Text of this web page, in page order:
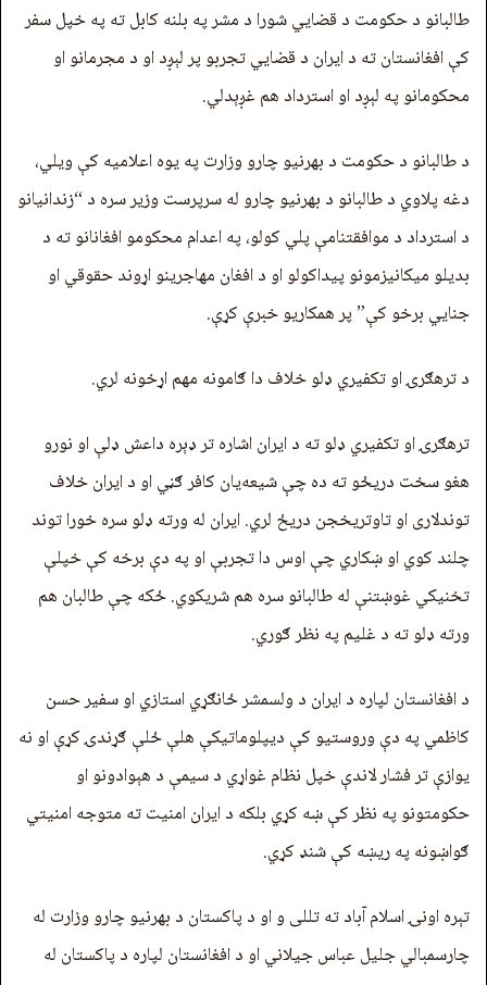
طالبانو د حکومت د قضايي شورا د مشر په بلنه کابل ته په خپل سفر
کې افغانستان ته د ایران د قضايي تجربو پر لېږد او د مجرمانو او
محکومانو په لېږد او استرداد هم غږېدلي.
د طالبانو د حکومت د بهرنیو چارو وزارت په یوه اعلامیه کې ویلي،
دغه پلاوي د طالبانو د بهرنیو چارو له سرپرست وزیر سره د “زندانیانو
د استرداد د موافقتنامې پلي کولو، په اعدام محکومو افغانانو ته د
بدیلو میکانیزمونو پیداکولو او د افغان مهاجرینو اړوند حقوقي او
جنایي برخو کې” پر همکاریو خبرې کړې.
د ترهګرۍ او تکفیري ډلو خلاف دا ګامونه مهم اړخونه لري.
ترهګرۍ او تکفیري ډلو ته د ایران اشاره تر ډېره داعش ډلې او نورو
هغو سخت دریځو ته ده چې شیعه‌يان کافر ګڼي او د ایران خلاف
توندلاری او تاوتریخجن دریځ لري. ایران له ورته ډلو سره خورا توند
چلند کوي او ښکاري چې اوس دا تجربې او په دې برخه کې خپلې
تخنيکي غوښتنې له طالبانو سره هم شریکوي. ځکه چې طالبان هم
ورته ډلو ته د غلیم په نظر ګوري.
د افغانستان لپاره د ایران د ولسمشر ځانګړي استازي او سفیر حسن
کاظمي په دې وروستیو کې ديپلوماتیکې هلې ځلې ګړندۍ کړې او نه
یوازې تر فشار لاندې خپل نظام غواړي د سیمې د هېوادونو او
حکومتونو په نظر کې ښه کړي بلکه د ایران امنیت ته متوجه امنيتي
ګواښونه په ریښه کې شنډ کړي.
تېره اونۍ اسلام آباد ته تللی و او د پاکستان د بهرنیو چارو وزارت له
چارسمبالي جلیل عباس جیلاني او د افغانستان لپاره د پاکستان له